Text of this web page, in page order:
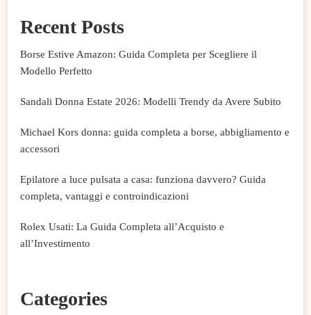
Recent Posts
Borse Estive Amazon: Guida Completa per Scegliere il
Modello Perfetto
Sandali Donna Estate 2026: Modelli Trendy da Avere Subito
Michael Kors donna: guida completa a borse, abbigliamento e
accessori
Epilatore a luce pulsata a casa: funziona davvero? Guida
completa, vantaggi e controindicazioni
Rolex Usati: La Guida Completa all’Acquisto e
all’Investimento
Categories